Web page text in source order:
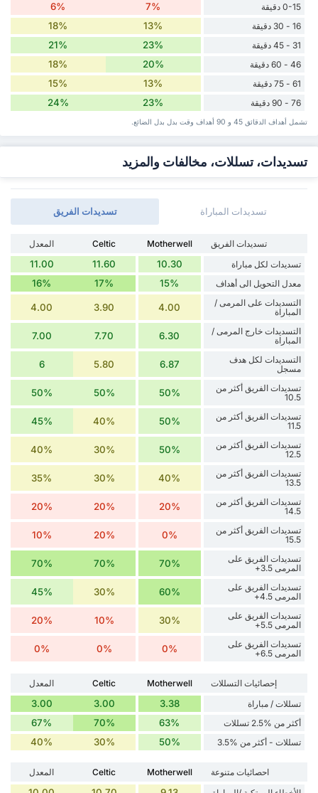
0-15 دقيقة
7%
6%
16 - 30 دقيقة 13%
18%
31 - 45 دقيقة 23%
21%
46 - 60 دقيقة 20%
18%
61 - 75 دقيقة 13%
15%
76 - 90 دقيقة 23%
24%
تشمل أهداف الدقائق 45 و 90 أهداف وقت ‏بدل ‏بدل الضائع.
تسديدات، تسللات، مخالفات والمزيد
تسديدات الفريق تسديدات المباراة
تسديدات الفريق Motherwell
Celtic
المعدل
تسديدات لكل مباراة
10.30
11.60
11.00
معدل التحويل الى أهداف 15%
17%
16%
التسديدات على المرمى /
المباراة
4.00
3.90
4.00
التسديدات خارج المرمى /
المباراة
6.30
7.70
7.00
التسديدات لكل هدف
مسجل
6.87
5.80
6
تسديدات الفريق أكثر من
10.5
50%
50%
50%
تسديدات الفريق أكثر من
11.5
50%
40%
45%
تسديدات الفريق أكثر من
12.5
50%
30%
40%
تسديدات الفريق أكثر من
13.5
40%
30%
35%
تسديدات الفريق أكثر من
14.5
20%
20%
20%
تسديدات الفريق أكثر من
15.5
0%
20%
10%
تسديدات الفريق على
المرمى 3.5+
70%
70%
70%
تسديدات الفريق على
المرمى 4.5+
60%
30%
45%
تسديدات الفريق على
المرمى 5.5+
30%
10%
20%
تسديدات الفريق على
المرمى 6.5+
0%
0%
0%
إحصائيات التسللات Motherwell
Celtic
المعدل
تسللات / مباراة
3.38
3.00
3.00
أكثر من %2.5 تسللات 63%
70%
67%
تسللات - أكثر من %3.5 50%
30%
40%
احصائيات متنوعة Motherwell
Celtic
المعدل